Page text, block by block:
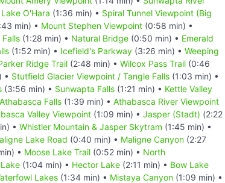
Lake O'Hara (1:36 min) • Spiral Tunnel Viewpoint (Big
min) • Mount Stephen Viewpoint (0:58 min) •
(1:28 min) • Natural Bridge (0:50 min) • Emerald
(1:52 min) • Icefield's Parkway (3:26 min) • Weeping
Ridge Trail (2:48 min) • Wilcox Pass Trail (0:46
• Stutfield Glacier Viewpoint / Tangle Falls (1:03 min) •
(3:56 min) • Sunwapta Falls (1:21 min) • Kettle Valley
Athabasca Falls (1:39 min) • Athabasca River Viewpoint
Valley Viewpoint (1:09 min) • Jasper (Stadt) (2:22
• Whistler Mountain & Jasper Skytram (1:45 min) •
Lake Road (0:40 min) • Maligne Canyon (2:27
• Moose Lake Trail (0:52 min) • North
(1:04 min) • Hector Lake (2:11 min) • Bow Lake
Lakes (1:34 min) • Mistaya Canyon (1:09 min) •